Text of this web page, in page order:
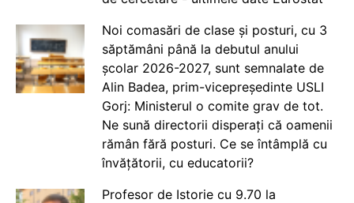
Noi comasări de clase și posturi, cu 3
săptămâni până la debutul anului
școlar 2026-2027, sunt semnalate de
Alin Badea, prim-vicepreședinte USLI
Gorj: Ministerul o comite grav de tot.
Ne sună directorii disperați că oamenii
rămân fără posturi. Ce se întâmplă cu
învățătorii, cu educatorii?
Profesor de Istorie cu 9.70 la